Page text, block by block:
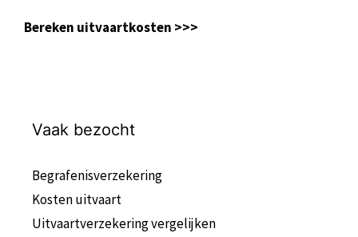
Bereken uitvaartkosten >>>
Vaak bezocht
Begrafenisverzekering
Kosten uitvaart
Uitvaartverzekering vergelijken